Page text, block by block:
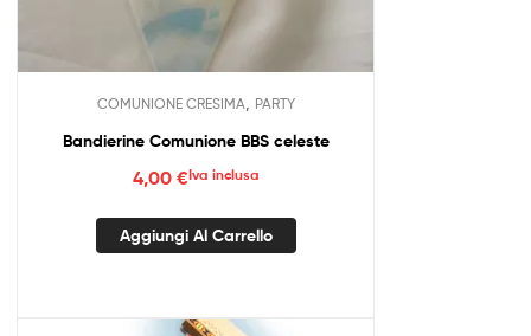
COMUNIONE CRESIMA, PARTY
Bandierine Comunione BBS celeste
4,00 €Iva inclusa
Aggiungi Al Carrello